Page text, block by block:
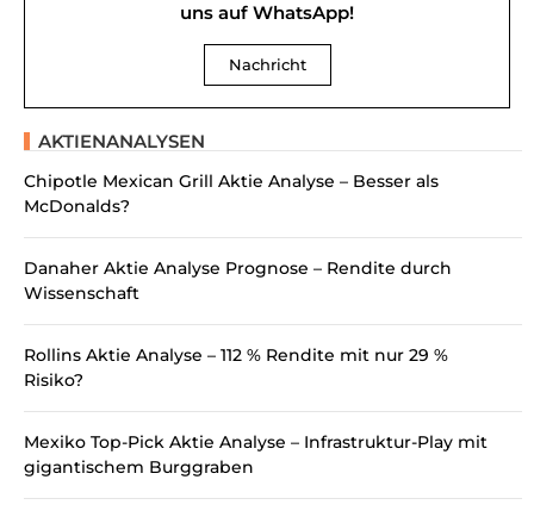
uns auf WhatsApp!
Nachricht
AKTIENANALYSEN
Chipotle Mexican Grill Aktie Analyse – Besser als
McDonalds?
Danaher Aktie Analyse Prognose – Rendite durch
Wissenschaft
Rollins Aktie Analyse – 112 % Rendite mit nur 29 %
Risiko?
Mexiko Top-Pick Aktie Analyse – Infrastruktur-Play mit
gigantischem Burggraben